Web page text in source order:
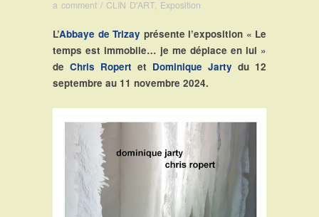
a comment / CLIN D'ART, Exposition
L’Abbaye de Trizay présente l’exposition « Le
temps est immobile… je me déplace en lui »
de Chris Ropert et Dominique Jarty du 12
septembre au 11 novembre 2024.